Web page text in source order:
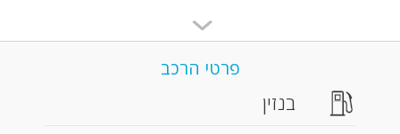
פרטי הרכב
בנזין